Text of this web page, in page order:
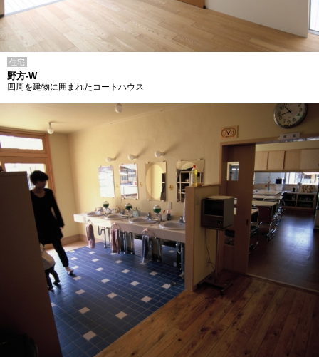
住宅
野方-W
四周を建物に囲まれたコートハウス